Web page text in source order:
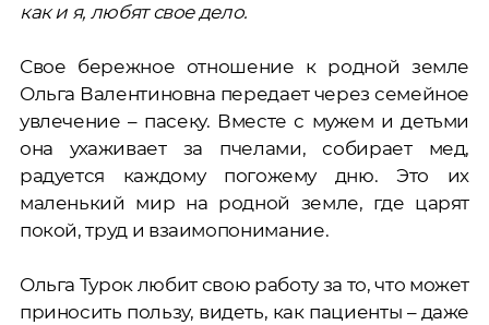
как и я, любят свое дело.
Свое бережное отношение к родной земле
Ольга Валентиновна передает через семейное
увлечение – пасеку. Вместе с мужем и детьми
она ухаживает за пчелами, собирает мед,
радуется каждому погожему дню. Это их
маленький мир на родной земле, где царят
покой, труд и взаимопонимание.
Ольга Турок любит свою работу за то, что может
приносить пользу, видеть, как пациенты – даже